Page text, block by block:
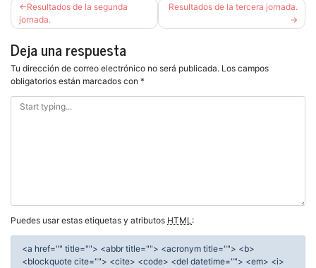
de
entradas
Resultados de la segunda
jornada.
Resultados de la tercera jornada.
Deja una respuesta
Tu dirección de correo electrónico no será publicada. Los campos
obligatorios están marcados con *
Puedes usar estas etiquetas y atributos HTML:
<a href="" title=""> <abbr title=""> <acronym title=""> <b>
<blockquote cite=""> <cite> <code> <del datetime=""> <em> <i>